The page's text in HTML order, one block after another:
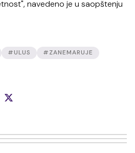
navedeno je u saopštenju
#ULUS
#ZANEMARUJE